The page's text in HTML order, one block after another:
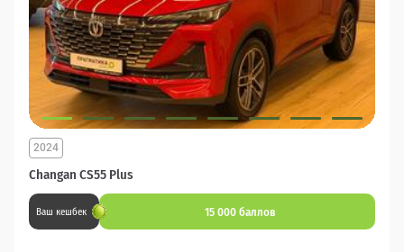
Changan CS55 Plus
2024
Ваш кешбек 15 000 баллов